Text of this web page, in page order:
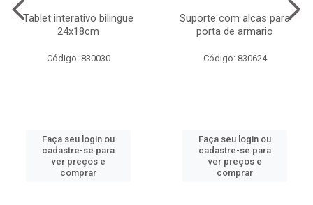
Tablet interativo bilingue
24x18cm
Código: 830030
Faça seu login ou
cadastre-se para
ver preços e
comprar
Suporte com alcas para
porta de armario
Código: 830624
Faça seu login ou
cadastre-se para
ver preços e
comprar